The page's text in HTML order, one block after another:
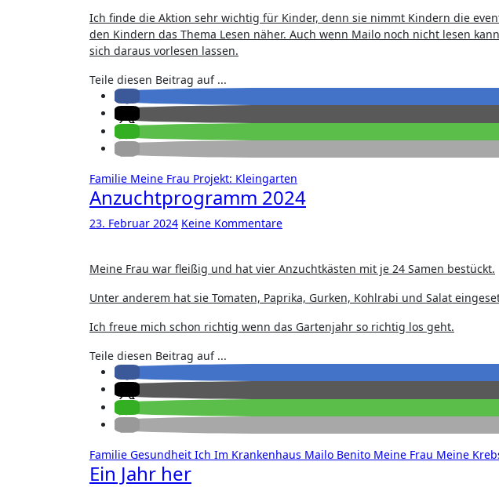
Ich finde die Aktion sehr wichtig für Kinder, denn sie nimmt Kindern die
den Kindern das Thema Lesen näher. Auch wenn Mailo noch nicht lesen
sich daraus vorlesen lassen.
Teile diesen Beitrag auf ...
Familie Meine Frau Projekt: Kleingarten
Anzuchtprogramm 2024
23. Februar 2024 Keine Kommentare
Meine Frau war fleißig und hat vier Anzuchtkästen mit je 24 Samen bestückt.
Unter anderem hat sie Tomaten, Paprika, Gurken, Kohlrabi und Salat
Ich freue mich schon richtig wenn das Gartenjahr so richtig los geht.
Teile diesen Beitrag auf ...
Familie Gesundheit Ich Im Krankenhaus Mailo Benito Meine Frau Meine
Ein Jahr her